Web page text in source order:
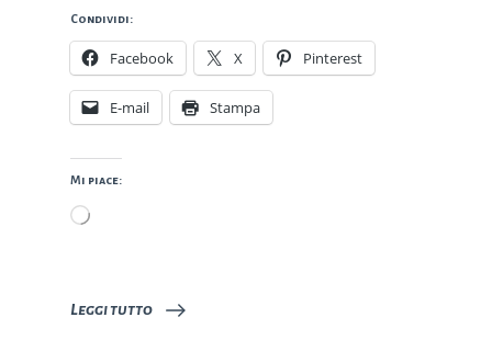
Condividi:
Facebook X Pinterest
E-mail Stampa
Mi piace:
Caricamento
Leggi tutto